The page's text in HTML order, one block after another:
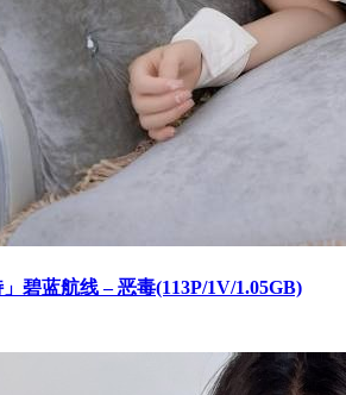
」碧蓝航线 – 恶毒(113P/1V/1.05GB)